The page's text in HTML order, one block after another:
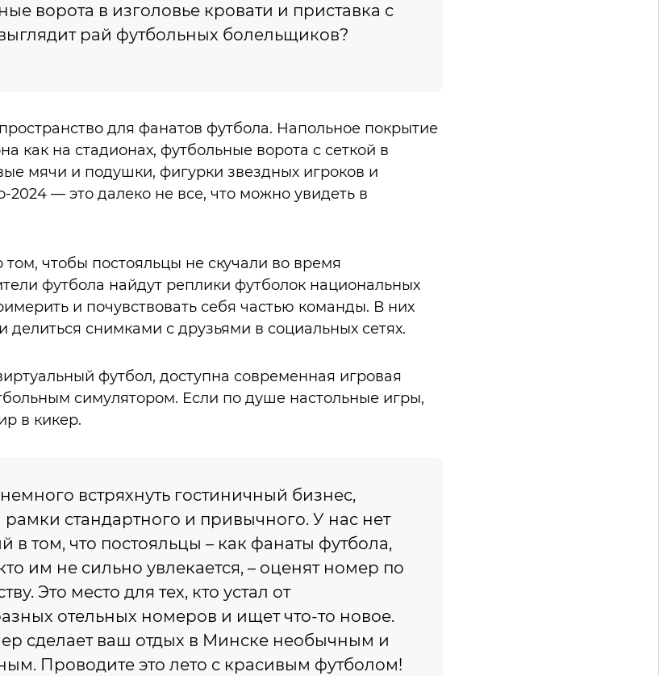
ворота в изголовье кровати и приставка с
выглядит рай футбольных болельщиков?
для фанатов футбола. Напольное покрытие
как на стадионах, футбольные ворота c сеткой в
мячи и подушки, фигурки звездных игроков и
2024 — это далеко не все, что можно увидеть в
чтобы постояльцы не скучали во время
футбола найдут реплики футболок национальных
и почувствовать себя частью команды. В них
снимками с друзьями в социальных сетях.
футбол, доступна современная игровая
симулятором. Если по душе настольные игры,
в кикер.
встряхнуть гостиничный бизнес,
рамки стандартного и привычного. У нас нет
в том, что постояльцы – как фанаты футбола,
им не сильно увлекается, – оценят номер по
Это место для тех, кто устал от
отельных номеров и ищет что-то новое.
сделает ваш отдых в Минске необычным и
Проводите это лето с красивым футболом!